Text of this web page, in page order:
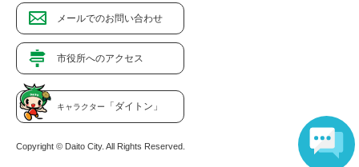
メールでのお問い合わせ
市役所へのアクセス
キャラクター 「ダイトン」
Copyright © Daito City. All Rights Reserved.